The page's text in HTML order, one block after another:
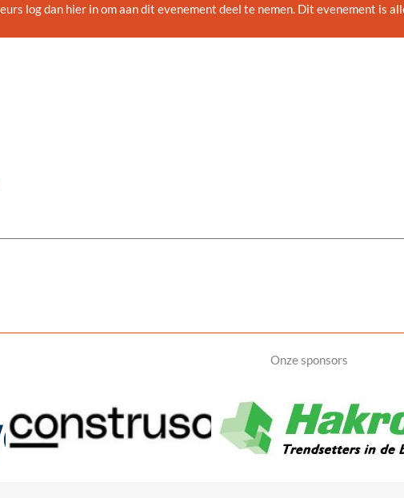
log dan hier in om aan dit evenement deel te nemen. Dit evenement is
Onze sponsors